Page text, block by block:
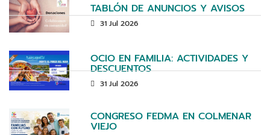
TABLÓN DE ANUNCIOS Y AVISOS
31 Jul 2026
OCIO EN FAMILIA: ACTIVIDADES Y
DESCUENTOS
31 Jul 2026
CONGRESO FEDMA EN COLMENAR
VIEJO